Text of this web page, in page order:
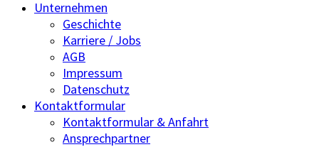
Unternehmen
Geschichte
Karriere / Jobs
AGB
Impressum
Datenschutz
Kontaktformular
Kontaktformular & Anfahrt
Ansprechpartner